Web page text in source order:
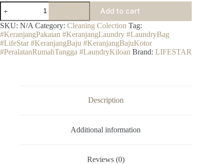
Pajero
Jumbo
Plastik
Keranjang
Baju
Pajero
Laundry
Add to cart
SKU: N/A Category: Cleaning Colection Tag:
#KeranjangPakaian #KeranjangLaundry #LaundryBag
#LifeStar #KeranjangBaju #KeranjangBajuKotor
#PeralatanRumahTangga #LaundryKiloan Brand: LIFESTAR
Description
Additional information
Reviews (0)